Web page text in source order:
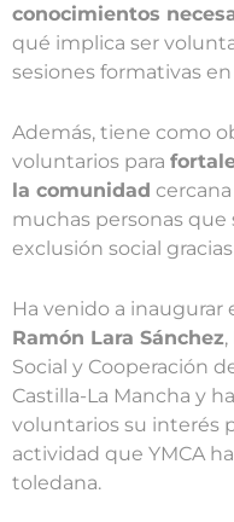
conocimientos
qué implica ser
sesiones formativas en
Además, tiene como
voluntarios para
la comunidad
muchas personas
exclusión social
Ha venido a inaugurar
Ramón Lara Sánchez
Social y Cooperación
Castilla-La Mancha y
voluntarios su interés
actividad que YMCA
toledana.